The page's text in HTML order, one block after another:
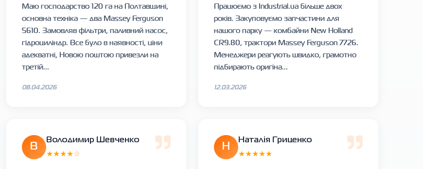
Маю господарство 120 га на Полтавщині,
основна техніка — два Massey Ferguson
5610. Замовляв фільтри, паливний насос,
гідроциліндр. Все було в наявності, ціни
адекватні, Новою поштою привезли на
третій...
08.04.2026
Працюємо з Industrial.ua більше двох
років. Закуповуємо запчастини для
нашого парку — комбайни New Holland
CR9.80, трактори Massey Ferguson 7726.
Менеджери реагують швидко, грамотно
підбирають оригіна...
12.03.2026
В
Володимир Шевченко
★★★★☆
Н
Наталія Гриценко
★★★★★